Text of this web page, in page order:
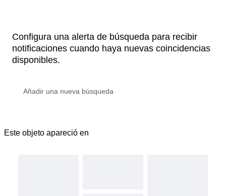
Configura una alerta de búsqueda para recibir
notificaciones cuando haya nuevas coincidencias
disponibles.
Este objeto apareció en